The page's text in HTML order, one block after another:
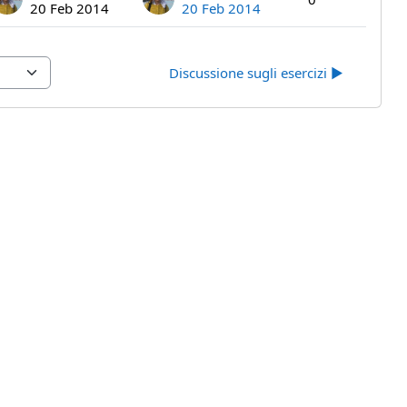
20 Feb 2014
20 Feb 2014
Discussione sugli esercizi ▶︎